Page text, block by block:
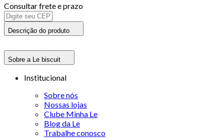
Consultar frete e prazo
Descrição do produto
Sobre a Le biscuit
Institucional
Sobre nós
Nossas lojas
Clube Minha Le
Blog da Le
Trabalhe conosco